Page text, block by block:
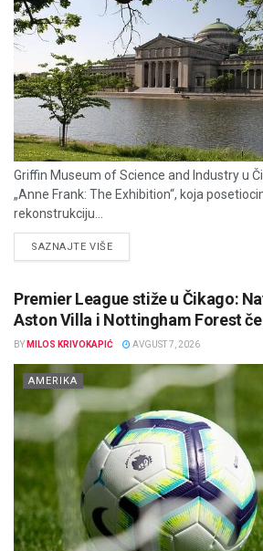
Griffin Museum of Science and Industry u
„Anne Frank: The Exhibition“, koja
rekonstrukciju...
SAZNAJTE VIŠEDETAILS
Premier League stiže u Čikago:
Aston Villa i Nottingham Forest
BY MILOS KRIVOKAPIĆ AVGUST 7, 2026
AMERIKA